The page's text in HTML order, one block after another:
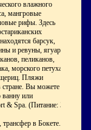
влажного
мангровые
рифы. Здесь
барсук,
и ревуны, ягуары)
пеликанов,
морского петуха.
Пляжи
Вы можете
ванну или
& Spa. (Питание: З)
в Бокете.